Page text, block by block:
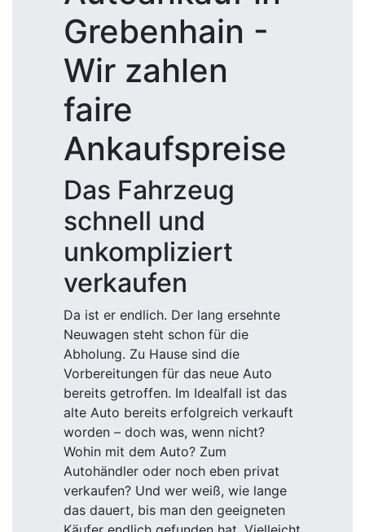
Grebenhain -
Wir zahlen
faire
Ankaufspreise
Das Fahrzeug
schnell und
unkompliziert
verkaufen
Da ist er endlich. Der lang ersehnte
Neuwagen steht schon für die
Abholung. Zu Hause sind die
Vorbereitungen für das neue Auto
bereits getroffen. Im Idealfall ist das
alte Auto bereits erfolgreich verkauft
worden – doch was, wenn nicht?
Wohin mit dem Auto? Zum
Autohändler oder noch eben privat
verkaufen? Und wer weiß, wie lange
das dauert, bis man den geeigneten